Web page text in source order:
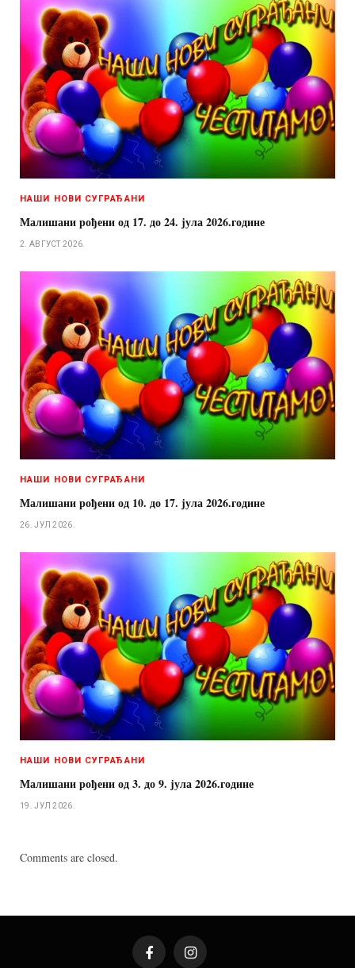
НАШИ НОВИ СУГРАЂАНИ
Малишани рођени од 17. до 24. јула 2026.године
2. АВГУСТ 2026.
НАШИ НОВИ СУГРАЂАНИ
Малишани рођени од 10. до 17. јула 2026.године
26. ЈУЛ 2026.
НАШИ НОВИ СУГРАЂАНИ
Малишани рођени од 3. до 9. јула 2026.године
19. ЈУЛ 2026.
Comments are closed.
FacebookInstagram